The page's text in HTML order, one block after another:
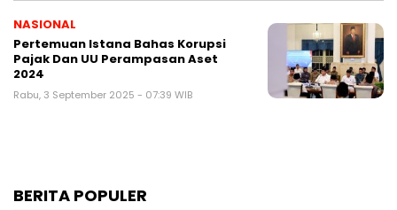
NASIONAL
Pertemuan Istana Bahas Korupsi
Pajak Dan UU Perampasan Aset
2024
Rabu, 3 September 2025 - 07:39 WIB
BERITA POPULER